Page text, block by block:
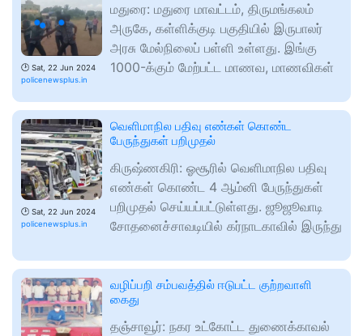
🕑 Sat, 22 Jun 2024
policenewsplus.in
மதுரை: மதுரை மாவட்டம், திருமங்கலம்
அருகே, கள்ளிக்குடி பகுதியில் இருபாலர்
அரசு மேல்நிலைப் பள்ளி உள்ளது. இங்கு
1000-க்கும் மேற்பட்ட மாணவ, மாணவிகள்
🕑 Sat, 22 Jun 2024
policenewsplus.in
வெளிமாநில பதிவு எண்கள் கொண்ட
பேருந்துகள் பறிமுதல்
கிருஷ்ணகிரி: ஓசூரில் வெளிமாநில பதிவு
எண்கள் கொண்ட 4 ஆம்னி பேருந்துகள்
பறிமுதல் செய்யப்பட்டுள்ளது. ஜூஜூவாடி
சோதனைச்சாவடியில் கர்நாடகாவில் இருந்து
வழிப்பறி சம்பவத்தில் ஈடுபட்ட குற்றவாளி
கைது
தஞ்சாவூர்: நகர உட்கோட்ட துணைக்காவல்